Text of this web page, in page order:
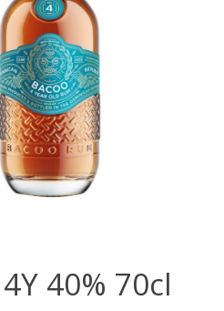
40% 70cl